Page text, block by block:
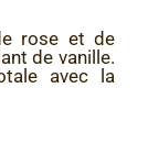
rose et de
de vanille.
avec la